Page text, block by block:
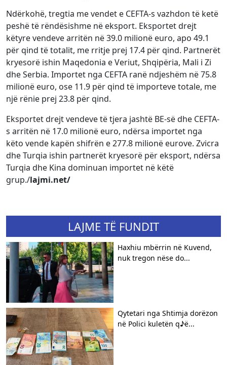
Ndërkohë, tregtia me vendet e CEFTA-s vazhdon të ketë
peshë të rëndësishme në eksport. Eksportet drejt
këtyre vendeve arritën në 39.0 milionë euro, apo 49.1
për qind të totalit, me rritje prej 17.4 për qind. Partnerët
kryesorë ishin Maqedonia e Veriut, Shqipëria, Mali i Zi
dhe Serbia. Importet nga CEFTA ranë ndjeshëm në 75.8
milionë euro, ose 11.9 për qind të importeve totale, me
një rënie prej 23.8 për qind.
Eksportet drejt vendeve të tjera jashtë BE-së dhe CEFTA-
s arritën në 17.0 milionë euro, ndërsa importet nga
këto vende kapën shifrën e 277.8 milionë eurove. Zvicra
dhe Turqia ishin partnerët kryesorë për eksport, ndërsa
Turqia dhe Kina dominuan importet në këtë
grup./lajmi.net/
LAJME TË FUNDIT
Haxhiu mbërrin në Kuvend,
nuk tregon nëse do...
Qytetari nga Shtimja dorëzon
në Polici kuletën q♪ë...